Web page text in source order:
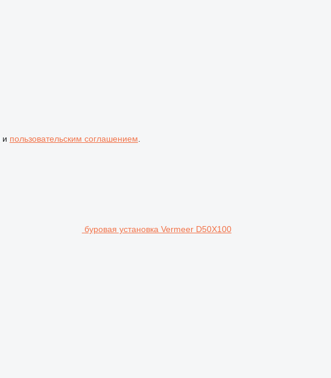
и пользовательским соглашением
буровая установка Vermeer D50X100